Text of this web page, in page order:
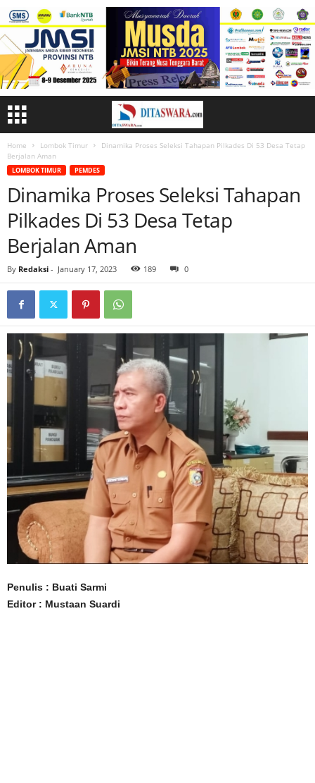
Home Lombok Timur
Dinamika Proses Seleksi Tahapan Pilkades Di 53 Desa Tetap
Berjalan Aman
LOMBOK TIMUR PEMDES
Dinamika Proses Seleksi Tahapan
Pilkades Di 53 Desa Tetap
Berjalan Aman
By Redaksi - January 17, 2023 189 0
Penulis : Buati Sarmi
Editor : Mustaan ​​Suardi